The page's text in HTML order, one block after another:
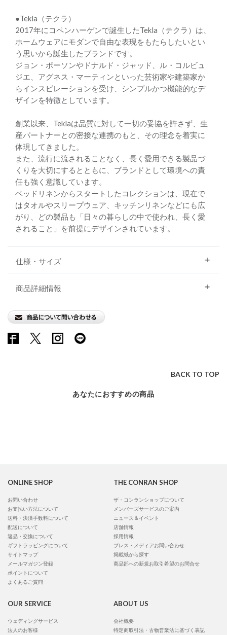
●Tekla（テクラ）
2017年にコペンハーゲンで誕生したTekla（テクラ）は、
ホームウェアにモダンで自由な表現をもたらしたいとい
う思いから誕生したブランドです。
ジョン・ポーソンやドナルド・ジャッド、ル・コルビュ
ジエ、アグネス・マーティンといった芸術家や建築家か
らインスピレーションを受け、シンプルかつ機能的なデ
ザインを特徴としています。
創業以来、Teklaは品質に対して一切の妥協を許さず、生
産パートナーとの密接な連携のもと、その理念を着実に
体現してきました。
また、流行に流されることなく、長く愛用できる製品づ
くりを大切にするとともに、ブランドとして環境への責
任も強く意識しています。
ベッドリネンからスタートしたコレクションは、現在で
はタオルやスリープウェア、キッチンリネンなどにも広
がり、どの製品も「日々の暮らしの中で使われ、長く愛
されること」を前提にデザインされています。
仕様・サイズ
商品詳細情報
BACK TO TOP
あなたにおすすめの商品
ONLINE SHOP
お問い合わせ
お支払い方法について
送料・決済手数料について
配送について
返品・交換について
ギフトラッピングについて
サイトマップ
メールマガジン登録
ポイントについて
よくあるご質問
THE CONRAN SHOP
ザ・コンランショップについて
メンバーズサービスのご案内
ニュース＆イベント
店舗情報
採用情報
プレス・メディアお問い合わせ
掲載紙から探す
商品部への新規お取引希望のお問合せ
OUR SERVICE
ウェディングサービス
法人のお客様
ABOUT US
会社概要
特定商取引法・古物営業法に基づく表記